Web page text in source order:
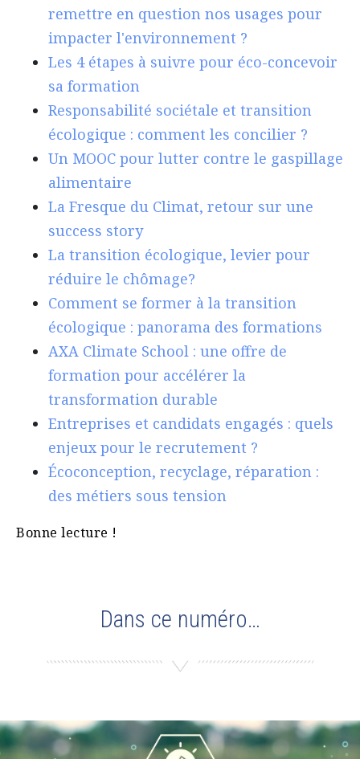
remettre en question nos usages pour
impacter l'environnement ?
Les 4 étapes à suivre pour éco-concevoir
sa formation
Responsabilité sociétale et transition
écologique : comment les concilier ?
Un MOOC pour lutter contre le gaspillage
alimentaire
La Fresque du Climat, retour sur une
success story
La transition écologique, levier pour
réduire le chômage?
Comment se former à la transition
écologique : panorama des formations
AXA Climate School : une offre de
formation pour accélérer la
transformation durable
Entreprises et candidats engagés : quels
enjeux pour le recrutement ?
Écoconception, recyclage, réparation :
des métiers sous tension
Bonne lecture !
Dans ce numéro…